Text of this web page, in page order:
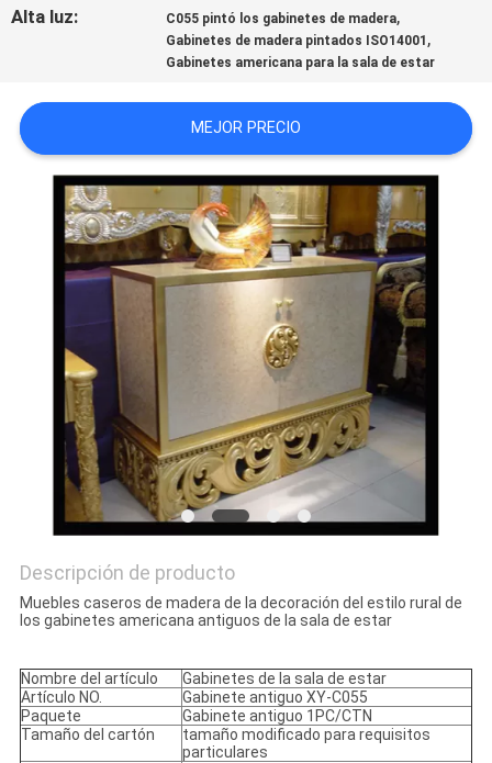
Alta luz: C055 pintó los gabinetes de madera,
Gabinetes de madera pintados ISO14001 ,
Gabinetes americana para la sala de estar
MEJOR PRECIO
Descripción de producto
Muebles caseros de madera de la decoración del estilo rural de
los gabinetes americana antiguos de la sala de estar
Nombre del artículo
Gabinetes de la sala de estar
Artículo NO.
Gabinete antiguo XY-C055
Paquete
Gabinete antiguo 1PC/CTN
Tamaño del cartón
tamaño modificado para requisitos
particulares